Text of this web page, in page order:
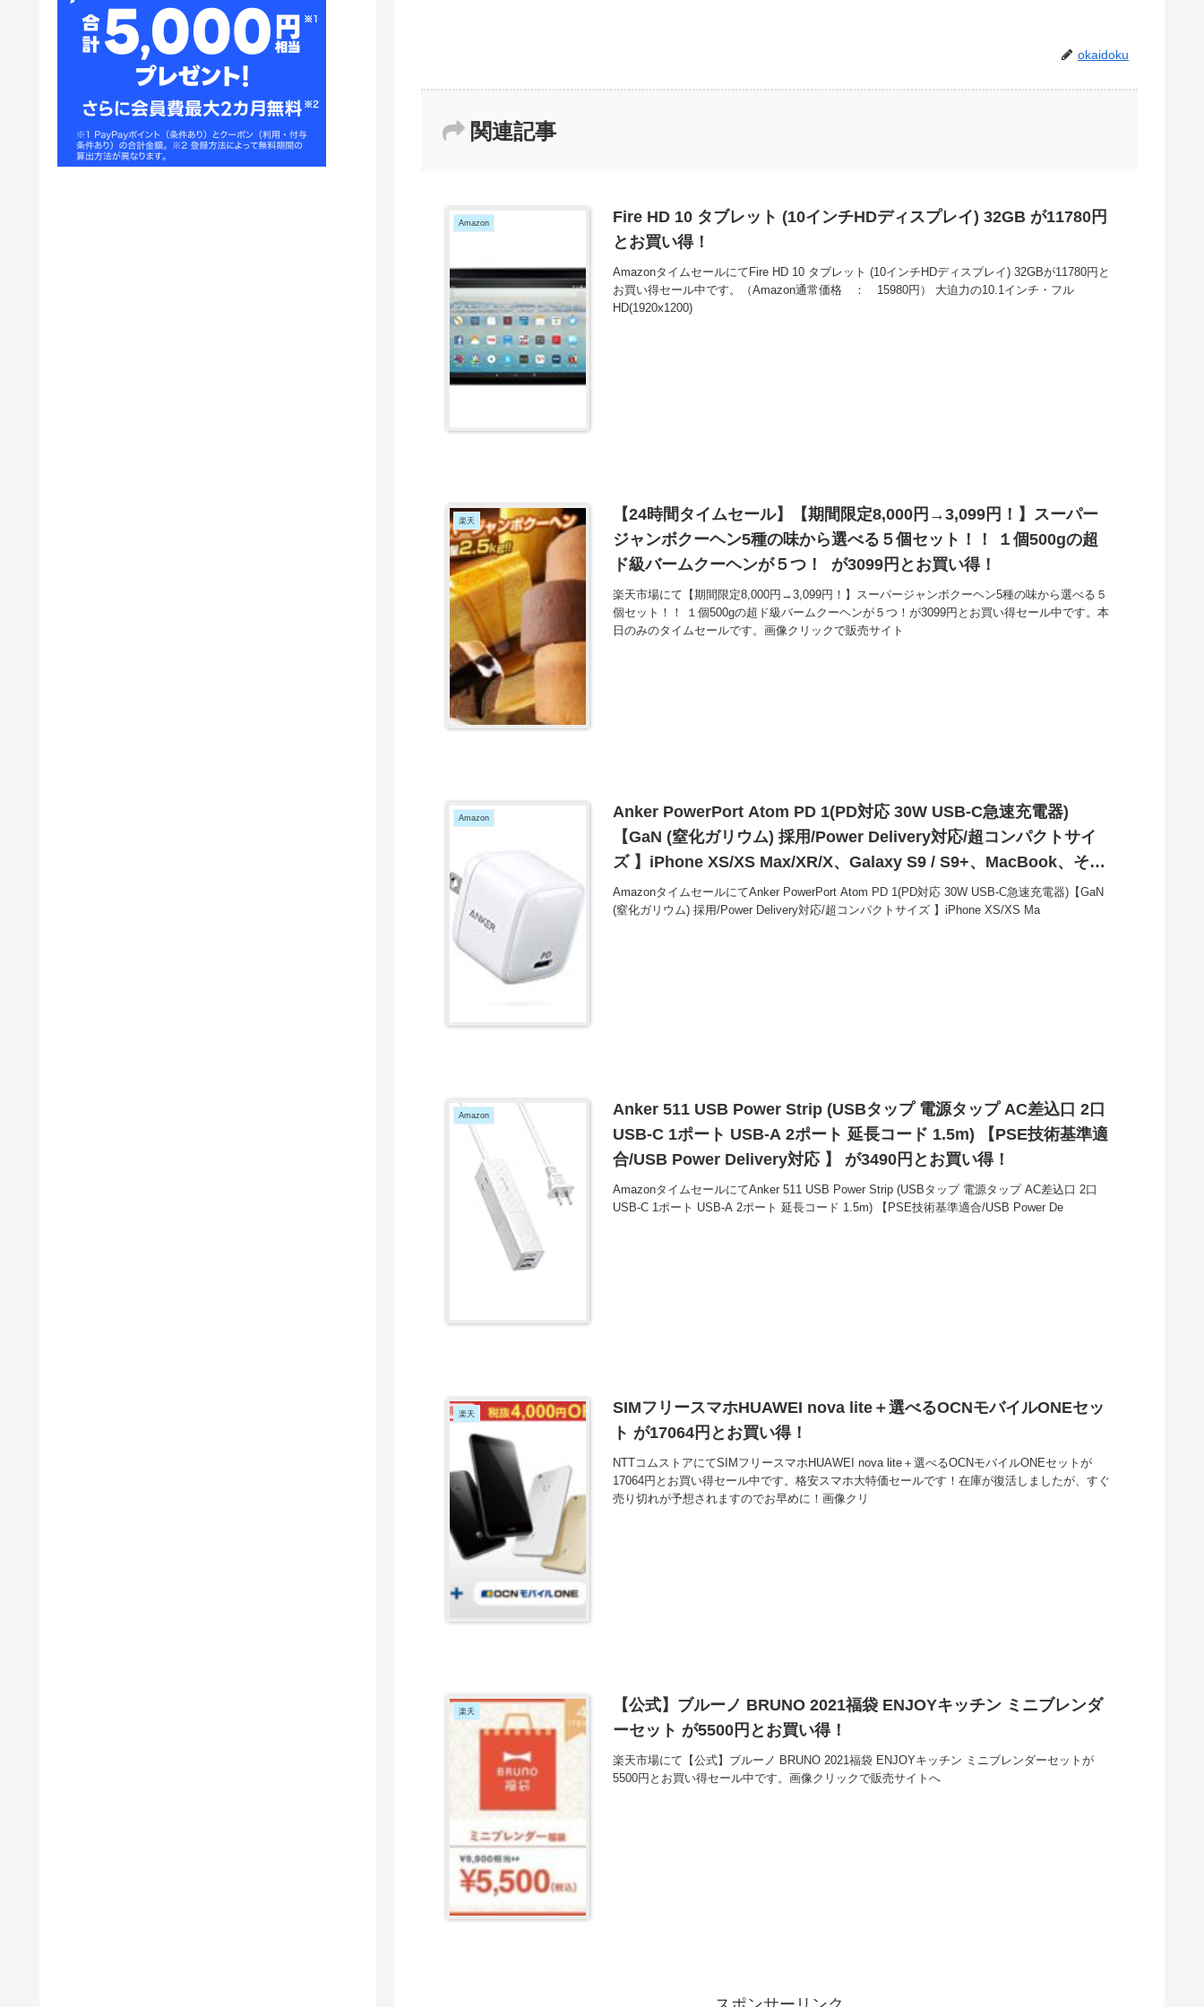
okaidoku
関連記事
Amazon
Fire HD 10 タブレット (10インチHDディスプレイ) 32GB が11780円
とお買い得！
AmazonタイムセールにてFire HD 10 タブレット (10インチHDディスプレイ) 32GBが11780円と
お買い得セール中です。（Amazon通常価格 ： 15980円） 大迫力の10.1インチ・フル
HD(1920x1200)
楽天
【24時間タイムセール】【期間限定8,000円→3,099円！】スーパー
ジャンボクーヘン5種の味から選べる５個セット！！ １個500gの超
ド級バームクーヘンが５つ！ が3099円とお買い得！
楽天市場にて【期間限定8,000円→3,099円！】スーパージャンボクーヘン5種の味から選べる５
個セット！！ １個500gの超ド級バームクーヘンが５つ！が3099円とお買い得セール中です。本
日のみのタイムセールです。画像クリックで販売サイト
Amazon
Anker PowerPort Atom PD 1(PD対応 30W USB-C急速充電器)
【GaN (窒化ガリウム) 採用/Power Delivery対応/超コンパクトサイ
ズ 】iPhone XS/XS Max/XR/X、Galaxy S9 / S9+、MacBook、その
他USB-C機器対応 が2000円とお買い得！
AmazonタイムセールにてAnker PowerPort Atom PD 1(PD対応 30W USB-C急速充電器)【GaN
(窒化ガリウム) 採用/Power Delivery対応/超コンパクトサイズ 】iPhone XS/XS Ma
Amazon
Anker 511 USB Power Strip (USBタップ 電源タップ AC差込口 2口
USB-C 1ポート USB-A 2ポート 延長コード 1.5m) 【PSE技術基準適
合/USB Power Delivery対応 】 が3490円とお買い得！
AmazonタイムセールにてAnker 511 USB Power Strip (USBタップ 電源タップ AC差込口 2口
USB-C 1ポート USB-A 2ポート 延長コード 1.5m) 【PSE技術基準適合/USB Power De
楽天
SIMフリースマホHUAWEI nova lite＋選べるOCNモバイルONEセッ
ト が17064円とお買い得！
NTTコムストアにてSIMフリースマホHUAWEI nova lite＋選べるOCNモバイルONEセットが
17064円とお買い得セール中です。格安スマホ大特価セールです！在庫が復活しましたが、すぐ
売り切れが予想されますのでお早めに！画像クリ
楽天
【公式】ブルーノ BRUNO 2021福袋 ENJOYキッチン ミニブレンダ
ーセット が5500円とお買い得！
楽天市場にて【公式】ブルーノ BRUNO 2021福袋 ENJOYキッチン ミニブレンダーセットが
5500円とお買い得セール中です。画像クリックで販売サイトへ